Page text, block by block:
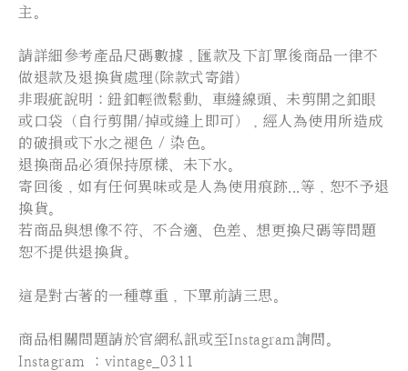
主。
請詳細參考產品尺碼數據，匯款及下訂單後商品一律不
做退款及退換貨處理(除款式寄錯)
非瑕疵說明：鈕釦輕微鬆動、車縫線頭、未剪開之釦眼
或口袋（自行剪開/掉或縫上即可），經人為使用所造成
的破損或下水之褪色 / 染色。
退換商品必須保持原樣、未下水。
寄回後，如有任何異味或是人為使用痕跡...等，恕不予退
換貨。
若商品與想像不符、不合適、色差、想更換尺碼等問題
恕不提供退換貨。
這是對古著的一種尊重，下單前請三思。
商品相關問題請於官網私訊或至Instagram詢問。
Instagram ：vintage_0311